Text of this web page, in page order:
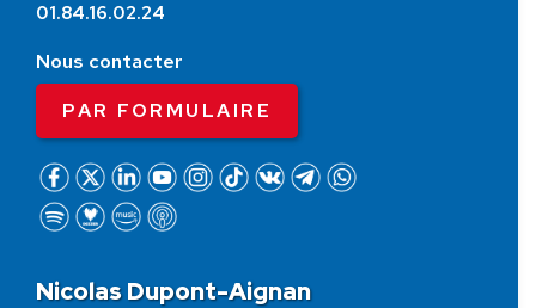
01.84.16.02.24
Nous contacter
PAR FORMULAIRE
Nicolas Dupont-Aignan